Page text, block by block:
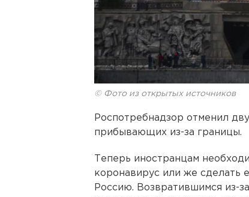
© Фото из открытых источников
Роспотребнадзор отменил
прибывающих из-за границы.
Теперь иностранцам
коронавирус или же сделать
Россию. Возвратившимся из-